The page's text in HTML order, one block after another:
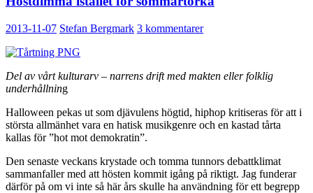
2013-11-07 Stefan Bergmark 3 kommentarer
Del av vårt kulturarv – narrens drift med makten eller folklig
underhållning
Halloween pekas ut som djävulens högtid, hiphop kritiseras för att i
största allmänhet vara en hatisk musikgenre och en kastad tårta
kallas för ”hot mot demokratin”.
Den senaste veckans krystade och tomma tunnors debattklimat
sammanfaller med att hösten kommit igång på riktigt. Jag funderar
därför på om vi inte så här års skulle ha användning för ett begrepp